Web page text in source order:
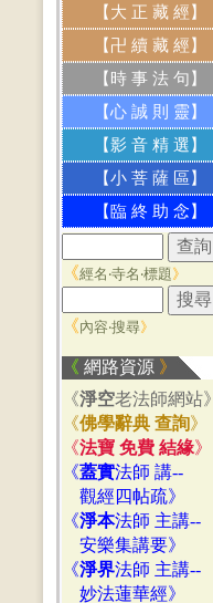
【大 正 藏 經】
【卍 續 藏 經】
【時 事 法 句】
【心 誠 則 靈】
【影 音 精 選】
【小 菩 薩 區】
【臨 終 助 念】
《經名‧寺名‧標題》
《內容‧搜尋》
《 網路資源 》
《淨空老法師網站》
《佛學辭典 查詢》
《法寶 免費 結緣》
《蓋實法師 講--
觀經四帖疏》
《淨本法師 主講--
安樂集講要》
《淨界法師 主講--
妙法蓮華經》